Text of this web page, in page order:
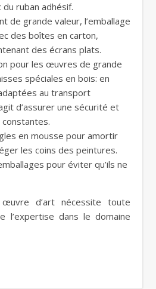
ruban adhésif.
de grande valeur, l’emballage
des boîtes en carton,
des écrans plats.
pour les œuvres de grande
spéciales en bois: en
au transport
d’assurer une sécurité et
en mousse pour amortir
les coins des peintures.
pour éviter qu’ils ne
œuvre d’art nécessite toute
l’expertise dans le domaine